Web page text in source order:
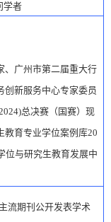
学者
广州市第二届重大行
创新服务中心专家委员
总决赛（国赛）现
教育专业学位案例库20
位与研究生教育发展中
流期刊公开发表学术